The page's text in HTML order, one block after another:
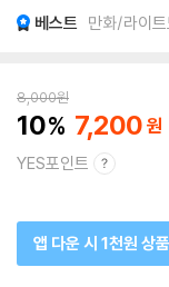
베스트 만화/라이
8,000원
10 7,200
YES포인트
앱 다운 시 1천원 상